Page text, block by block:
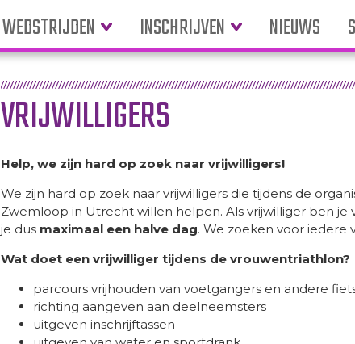
WEDSTRIJDEN INSCHRIJVEN NIEUWS
VRIJWILLIGERS
Help, we zijn hard op zoek naar vrijwilligers!
We zijn hard op zoek naar vrijwilligers die tijdens de
Zwemloop in Utrecht willen helpen. Als vrijwilliger ben je
je dus maximaal een halve dag. We zoeken voor iedere
Wat doet een vrijwilliger tijdens de vrouwentriathlon?
parcours vrijhouden van voetgangers en andere
richting aangeven aan deelneemsters
uitgeven inschrijftassen